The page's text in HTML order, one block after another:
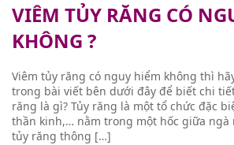
VIÊM TỦY RĂNG CÓ
KHÔNG ?
Viêm tủy răng có nguy hiểm không thì
trong bài viết bên dưới đây để biết chi
răng là gì? Tủy răng là một tổ chức đặc
thần kinh,… nằm trong một hốc giữa ngà
tủy răng thông […]